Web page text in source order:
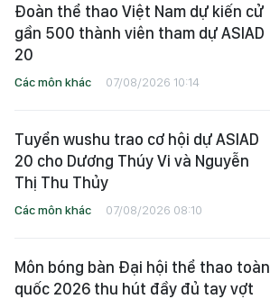
Đoàn thể thao Việt Nam dự kiến cử
gần 500 thành viên tham dự ASIAD
20
Các môn khác 07/08/2026 10:14
Tuyển wushu trao cơ hội dự ASIAD
20 cho Dương Thúy Vi và Nguyễn
Thị Thu Thủy
Các môn khác 07/08/2026 08:10
Môn bóng bàn Đại hội thể thao toàn
quốc 2026 thu hút đầy đủ tay vợt